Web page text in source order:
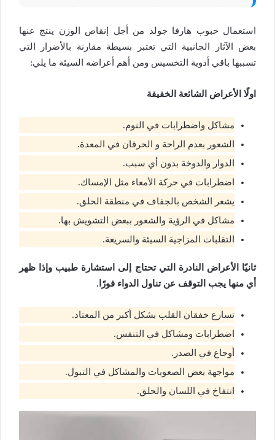
استعمال حبوب هارفا جولد من أجل إنقاص الوزن ينتج عنها
بعض الآثار الجانبية التي تعتبر بسيطة مقارنة بالأضرار التي
تسببها باقي أدوية التخسيس ومن أهم أعراضه السيئة ما يلي:
اولًا الأعراض الشائعة الخفيفة
مشاكل واضطرابات في النوم.
الشعور بعدم الراحة و الحرقان في المعدة.
الدوار والدوخة بدون أي سبب.
اضطرابات في حركة الأمعاء مثل الإمساك.
يشعر الشخص بالجفاف في منطقة الحلق.
مشاكل في الرؤية والشعور ببعض التشويش بها.
التقلبات المزاجية السيئة والسريعة.
ثانيًا الأعراض النادرة التي تحتاج إلى استشارة طبيب وإذا ظهر
أي منها يجب التوقف عن تناول الدواء فورًا.
تسارع خفقان القلب بشكل أكبر من المعتاد.
اضطرابات ومشاكل في التنفس.
أوجاع في الصدر.
مواجهة بعض الصعوبات والمشاكل في التبول.
انتفاخ في اللسان والحلق.